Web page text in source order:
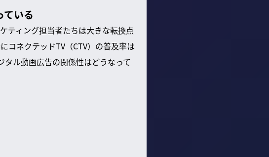
ている
ティング担当者たちは大きな転換点
コネクテッドTV（CTV）の普及率は
ル動画広告の関係性はどうなって